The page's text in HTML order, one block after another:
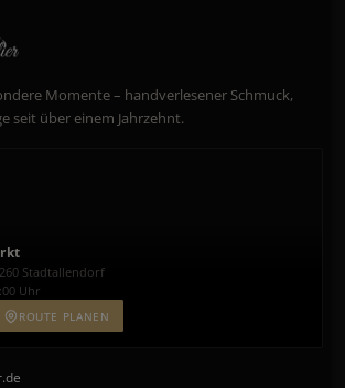
Momente – handverlesener Schmuck,
seit über einem Jahrzehnt.
Stadtallendorf
Uhr
ROUTE PLANEN